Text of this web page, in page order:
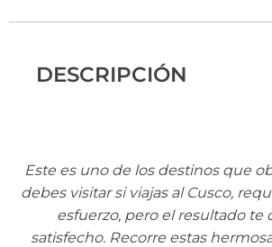
DESCRIPCIÓN
Este es uno de los destinos que
debes visitar si viajas al Cusco,
esfuerzo, pero el resultado te
satisfecho. Recorre estas